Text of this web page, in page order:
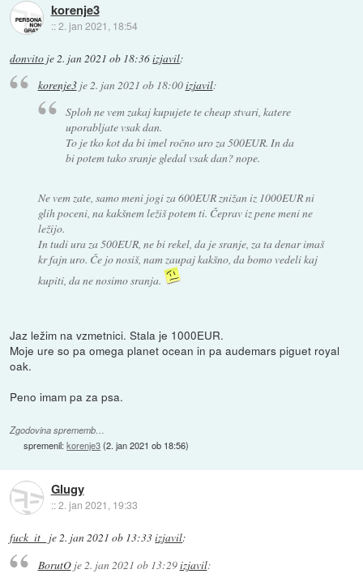
korenje3
::2. jan 2021, 18:54
donvito je2. jan 2021 ob 18:36izjavil:
korenje3je2. jan 2021 ob 18:00izjavil:
Sploh ne vem zakaj kupujete te cheap stvari, katere
uporabljate vsak dan.
To je tko kot da bi imel ročno uro za 500EUR. In da
bi potem tako sranje gledal vsak dan? nope.
Ne vem zate, samo meni jogi za 600EUR znižan iz 1000EUR ni
glih poceni, na kakšnem ležiš potem ti. Čeprav iz pene meni ne
ležijo.
In tudi ura za 500EUR, ne bi rekel, da je sranje, za ta denar imaš
kr fajn uro. Če jo nosiš, nam zaupaj kakšno, da bomo vedeli kaj
kupiti, da ne nosimo sranja.
Jaz ležim na vzmetnici. Stala je 1000EUR.
Moje ure so pa omega planet ocean in pa audemars piguet royal
oak.
Peno imam pa za psa.
Zgodovina sprememb…
spremenil:korenje3(2. jan 2021 ob 18:56)
Glugy
::2. jan 2021, 19:33
fuck_it_ je2. jan 2021 ob 13:33izjavil:
BorutOje 2. jan 2021 ob 13:29izjavil: